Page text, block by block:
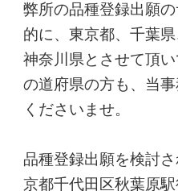
弊所の品種登録出願
的に、東京都、千葉県
神奈川県とさせて頂
の道府県の方も、当
くださいませ。
品種登録出願を検討
京都千代田区秋葉原